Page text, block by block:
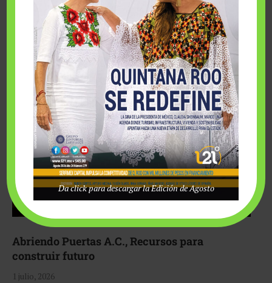
Fairmont Mayakoba y Make-A-Wish México unieron
esfuerzos para hacer realidad el deseo de una …
Abriendo Puertas A.C., Recursos para
construir futuro
1 julio, 2026
Da click para descargar la Edición de Agosto